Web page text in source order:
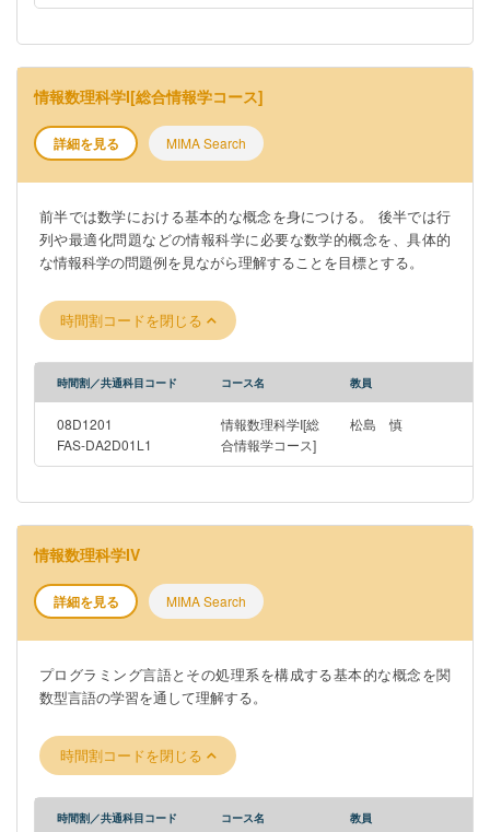
情報数理科学I[総合情報学コース]
詳細を見る MIMA Search
前半では数学における基本的な概念を身につける。 後半では行
列や最適化問題などの情報科学に必要な数学的概念を、具体的
な情報科学の問題例を見ながら理解することを目標とする。
時間割コードを閉じる
時間割／共通科目コード コース名 教員
08D1201
FAS-DA2D01L1
情報数理科学I[総
合情報学コース]
松島 慎
情報数理科学IV
詳細を見る MIMA Search
プログラミング言語とその処理系を構成する基本的な概念を関
数型言語の学習を通して理解する。
時間割コードを閉じる
時間割／共通科目コード コース名 教員